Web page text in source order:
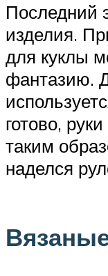
Последний
изделия.
для куклы
фантазию.
готово,
таким
наделся